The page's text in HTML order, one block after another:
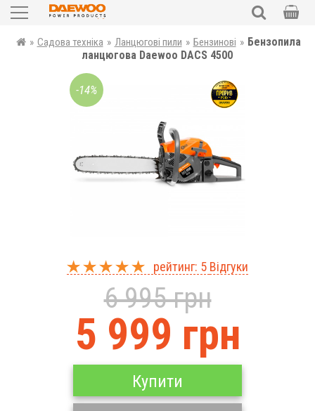
ПОШУК
Садова техніка
Силова техніка
Електроінструменти
Запчастини
» Садова техніка » Ланцюгові пили » Бензинові » Бензопила
ланцюгова Daewoo DACS 4500
-14%
рейтинг: 5 Відгуки
6 995 грн
5 999 грн
Купити